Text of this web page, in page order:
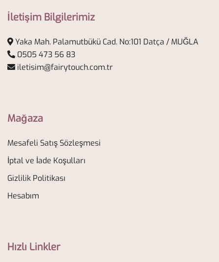
İletişim Bilgilerimiz
Yaka Mah. Palamutbükü Cad. No:101 Datça / MUĞLA
0505 473 56 83
iletisim@fairytouch.com.tr
Mağaza
Mesafeli Satış Sözleşmesi
İptal ve İade Koşulları
Gizlilik Politikası
Hesabım
Hızlı Linkler